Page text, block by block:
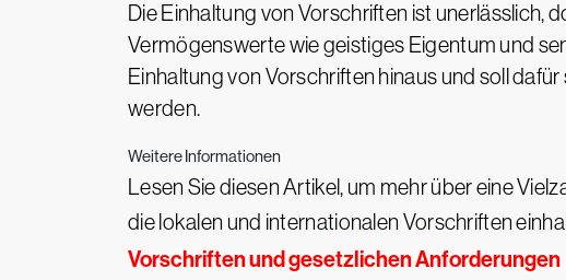
Die Einhaltung von Vorschriften ist unerlässlich,
Vermögenswerte wie geistiges Eigentum und
Einhaltung von Vorschriften hinaus und soll
werden.
Weitere Informationen
Lesen Sie diesen Artikel, um mehr über eine
die lokalen und internationalen Vorschriften
Vorschriften und gesetzlichen Anforderungen